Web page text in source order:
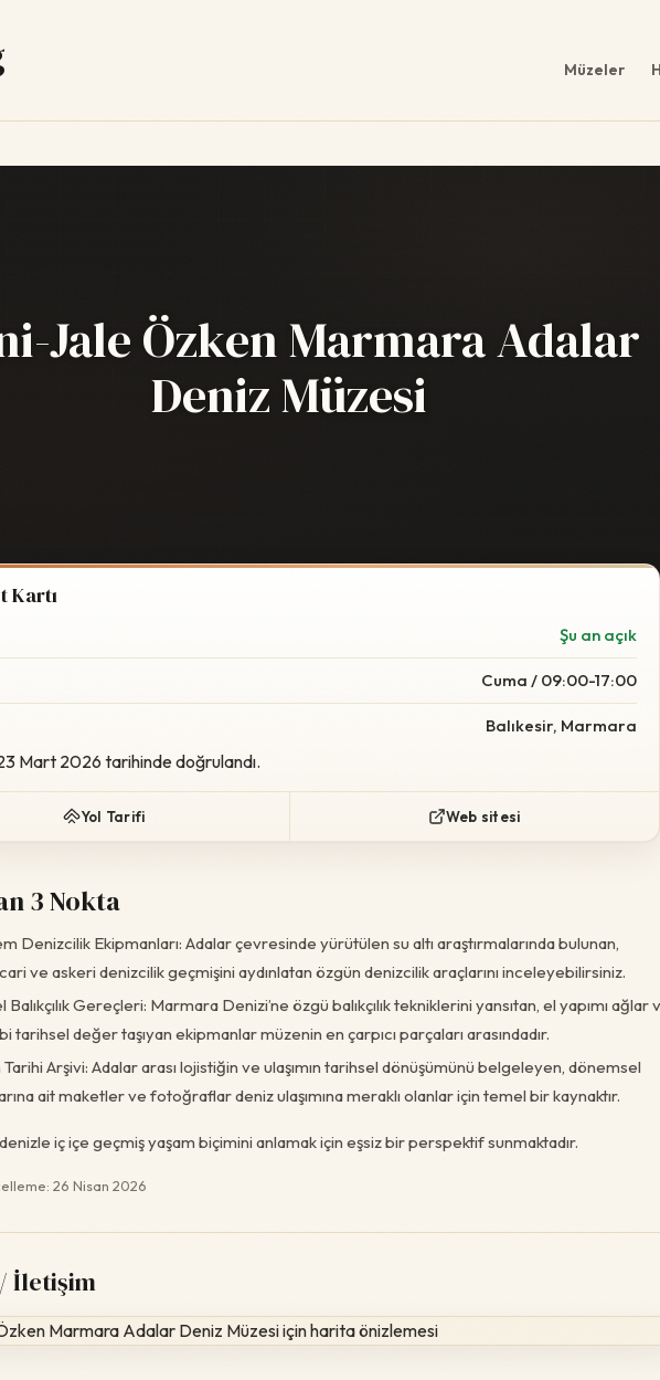
Müzeler
Jale Özken Marmara Adalar
Deniz Müzesi
Kartı
Şu an açık
Cuma / 09:00-17:00
Balıkesir, Marmara
Mart 2026 tarihinde doğrulandı.
Yol Tarifi Web sitesi
3 Nokta
Denizcilik Ekipmanları: Adalar çevresinde yürütülen su altı araştırmalarında bulunan,
ve askeri denizcilik geçmişini aydınlatan özgün denizcilik araçlarını inceleyebilirsiniz.
Gereçleri: Marmara Denizi’ne özgü balıkçılık tekniklerini yansıtan, el yapımı ağlar
tarihsel değer taşıyan ekipmanlar müzenin en çarpıcı parçaları arasındadır.
Tarihi Arşivi: Adalar arası lojistiğin ve ulaşımın tarihsel dönüşümünü belgeleyen, dönemsel
ait maketler ve fotoğraflar deniz ulaşımına meraklı olanlar için temel bir kaynaktır.
iç içe geçmiş yaşam biçimini anlamak için eşsiz bir perspektif sunmaktadır.
26 Nisan 2026
İletişim